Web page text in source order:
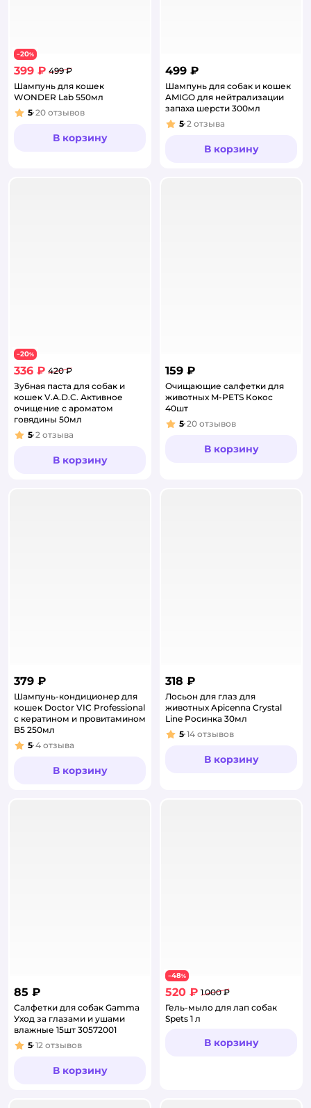
−20%
399 ₽ 499 ₽
Шампунь для кошек
WONDER Lab 550мл
Рейтинг:
5 20 отзывов
В корзину
499 ₽
Шампунь для собак и кошек
AMIGO для нейтрализации
запаха шерсти 300мл
Рейтинг:
5 2 отзыва
В корзину
−20%
336 ₽ 420 ₽
Зубная паста для собак и
кошек V.A.D.C. Активное
очищение с ароматом
говядины 50мл
Рейтинг:
5 2 отзыва
В корзину
159 ₽
Очищающие салфетки для
животных M-PETS Кокос
40шт
Рейтинг:
5 20 отзывов
В корзину
379 ₽
Шампунь-кондиционер для
кошек Doctor VIC Professional
с кератином и провитамином
B5 250мл
Рейтинг:
5 4 отзыва
В корзину
318 ₽
Лосьон для глаз для
животных Apicenna Crystal
Line Росинка 30мл
Рейтинг:
5 14 отзывов
В корзину
85 ₽
Салфетки для собак Gamma
Уход за глазами и ушами
влажные 15шт 30572001
Рейтинг:
5 12 отзывов
В корзину
−48%
520 ₽ 1 000 ₽
Гель-мыло для лап собак
Spets 1 л
В корзину